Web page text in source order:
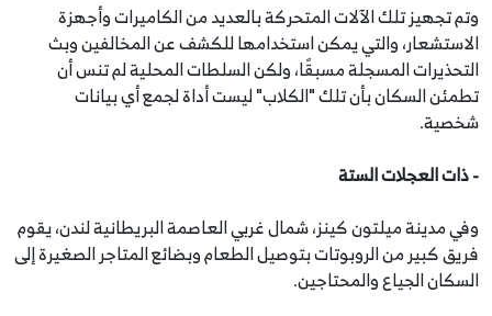
وتم تجهيز تلك الآلات المتحركة بالعديد من الكاميرات وأجهزة
الاستشعار، والتي يمكن استخدامها للكشف عن المخالفين وبث
التحذيرات المسجلة مسبقًا، ولكن السلطات المحلية لم تنس أن
تطمئن السكان بأن تلك "الكلاب" ليست أداة لجمع أي بيانات
شخصية.
- ذات العجلات الستة
وفي مدينة ميلتون كينز، شمال غربي العاصمة البريطانية لندن، يقوم
فريق كبير من الروبوتات بتوصيل الطعام وبضائع المتاجر الصغيرة إلى
السكان الجياع والمحتاجين.